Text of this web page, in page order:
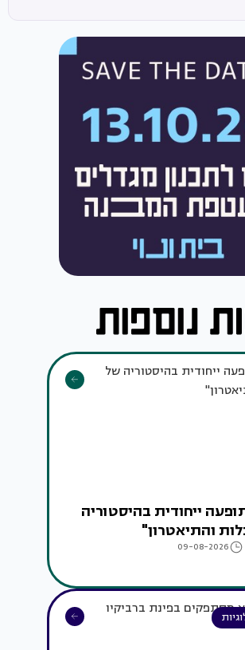
ייחודית בהיסטוריה
והתיאטרון"
09-08-2026